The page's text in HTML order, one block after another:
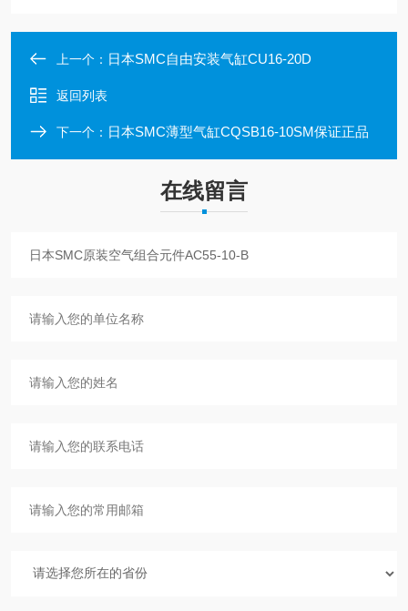
上一个： 日本SMC自由安装气缸CU16-20D
返回列表
下一个： 日本SMC薄型气缸CQSB16-10SM保证正品
在线留言